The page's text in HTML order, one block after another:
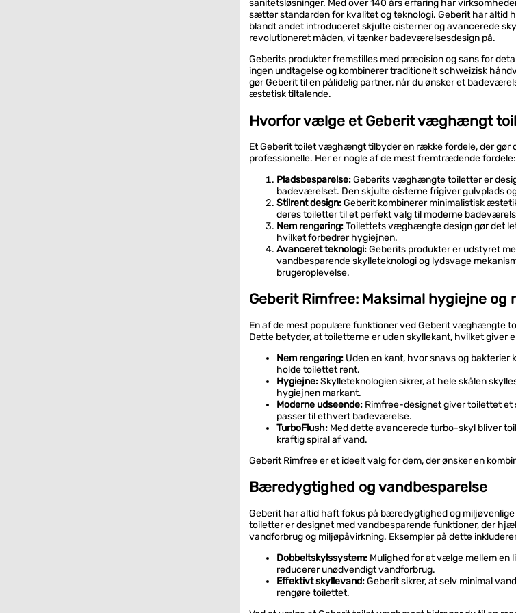
sanitetsløsninger. Med over 140 års erfaring har
sætter standarden for kvalitet og teknologi. Geberit har altid
blandt andet introduceret skjulte cisterner og avancerede
revolutioneret måden, vi tænker badeværelsesdesign på.
Geberits produkter fremstilles med præcision og sans for
ingen undtagelse og kombinerer traditionelt schweizisk
gør Geberit til en pålidelig partner, når du ønsker et
æstetisk tiltalende.
Hvorfor vælge et Geberit væghængt
Et Geberit toilet væghængt tilbyder en række fordele, der gør
professionelle. Her er nogle af de mest fremtrædende fordele:
Pladsbesparelse:Geberits væghængte toiletter er
badeværelset. Den skjulte cisterne frigiver gulvplads
Stilrent design:Geberit kombinerer minimalistisk
deres toiletter til et perfekt valg til moderne
Nem rengøring:Toilettets væghængte design gør det
hvilket forbedrer hygiejnen.
Avanceret teknologi:Geberits produkter er udstyret
vandbesparende skylleteknologi og lydsvage
brugeroplevelse.
Geberit Rimfree: Maksimal hygiejne og
En af de mest populære funktioner ved Geberit væghængte
Dette betyder, at toiletterne er uden skyllekant, hvilket giver
Nem rengøring: Uden en kant, hvor snavs og bakterier
holde toilettet rent.
Hygiejne:Skylleteknologien sikrer, at hele skålen
hygiejnen markant.
Moderne udseende: Rimfree-designet giver toilettet et
passer til ethvert badeværelse.
TurboFlush: Med dette avancerede turbo-skyl bliver
kraftig spiral af vand.
Geberit Rimfree er et ideelt valg for dem, der ønsker en
Bæredygtighed og vandbesparelse
Geberit har altid haft fokus på bæredygtighed og
toiletter er designet med vandbesparende funktioner, der
vandforbrug og miljøpåvirkning. Eksempler på dette
Dobbeltskylssystem: Mulighed for at vælge mellem en
reducerer unødvendigt vandforbrug.
Effektivt skyllevand:Geberit sikrer, at selv minimal
rengøre toilettet.